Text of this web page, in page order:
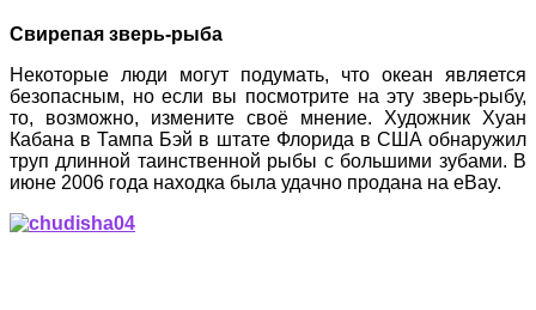
Свирепая зверь-рыба
Некоторые люди могут подумать, что океан является
безопасным, но если вы посмотрите на эту зверь-рыбу,
то, возможно, измените своё мнение. Художник Хуан
Кабана в Тампа Бэй в штате Флорида в США обнаружил
труп длинной таинственной рыбы с большими зубами. В
июне 2006 года находка была удачно продана на eBay.